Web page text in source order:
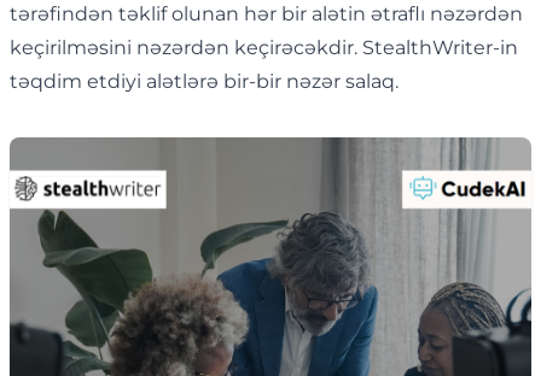
tərəfindən təklif olunan hər bir alətin ətraflı nəzərdən
keçirilməsini nəzərdən keçirəcəkdir. StealthWriter-in
təqdim etdiyi alətlərə bir-bir nəzər salaq.